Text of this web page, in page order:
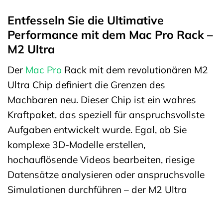
Entfesseln Sie die Ultimative
Performance mit dem Mac Pro Rack –
M2 Ultra
Der Mac Pro Rack mit dem revolutionären M2
Ultra Chip definiert die Grenzen des
Machbaren neu. Dieser Chip ist ein wahres
Kraftpaket, das speziell für anspruchsvollste
Aufgaben entwickelt wurde. Egal, ob Sie
komplexe 3D-Modelle erstellen,
hochauflösende Videos bearbeiten, riesige
Datensätze analysieren oder anspruchsvolle
Simulationen durchführen – der M2 Ultra